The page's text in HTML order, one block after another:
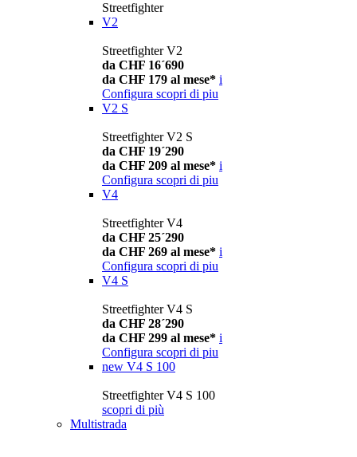
Streetfighter
V2
Streetfighter V2
da CHF 16´690
da CHF 179 al mese* i
Configura scopri di piu
V2 S
Streetfighter V2 S
da CHF 19´290
da CHF 209 al mese* i
Configura scopri di piu
V4
Streetfighter V4
da CHF 25´290
da CHF 269 al mese* i
Configura scopri di piu
V4 S
Streetfighter V4 S
da CHF 28´290
da CHF 299 al mese* i
Configura scopri di piu
new V4 S 100
Streetfighter V4 S 100
scopri di più
Multistrada